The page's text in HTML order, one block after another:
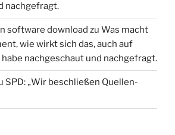
nachgefragt.
software download zu Was macht
wie wirkt sich das, auch auf
habe nachgeschaut und nachgefragt.
SPD: „Wir beschließen Quellen-